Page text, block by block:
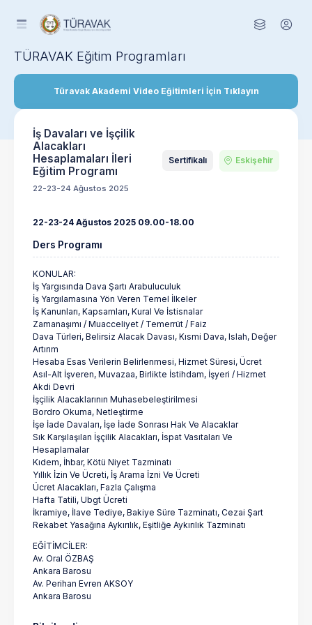
TÜRAVAK Eğitim Programları
Türavak Akademi Video Eğitimleri İçin Tıklayın
İş Davaları ve İşçilik
Alacakları
Hesaplamaları İleri
Eğitim Programı
22-23-24 Ağustos 2025
Sertifikalı Eskişehir
22-23-24 Ağustos 2025 09.00-18.00
Ders Programı
KONULAR:
İş Yargısında Dava Şartı Arabuluculuk
İş Yargılamasına Yön Veren Temel İlkeler
İş Kanunları, Kapsamları, Kural Ve İstisnalar
Zamanaşımı / Muacceliyet / Temerrüt / Faiz
Dava Türleri, Belirsiz Alacak Davası, Kısmi Dava, Islah, Değer
Artırım
Hesaba Esas Verilerin Belirlenmesi, Hizmet Süresi, Ücret
Asıl-Alt İşveren, Muvazaa, Birlikte İstihdam, İşyeri / Hizmet
Akdi Devri
İşçilik Alacaklarının Muhasebeleştirilmesi
Bordro Okuma, Netleştirme
İşe İade Davaları, İşe İade Sonrası Hak Ve Alacaklar
Sık Karşılaşılan İşçilik Alacakları, İspat Vasıtaları Ve
Hesaplamalar
Kıdem, İhbar, Kötü Niyet Tazminatı
Yıllık İzin Ve Ücreti, İş Arama İzni Ve Ücreti
Ücret Alacakları, Fazla Çalışma
Hafta Tatili, Ubgt Ücreti
İkramiye, İlave Tediye, Bakiye Süre Tazminatı, Cezai Şart
Rekabet Yasağına Aykırılık, Eşitliğe Aykırılık Tazminatı
EĞİTİMCİLER:
Av. Oral ÖZBAŞ
Ankara Barosu
Av. Perihan Evren AKSOY
Ankara Barosu